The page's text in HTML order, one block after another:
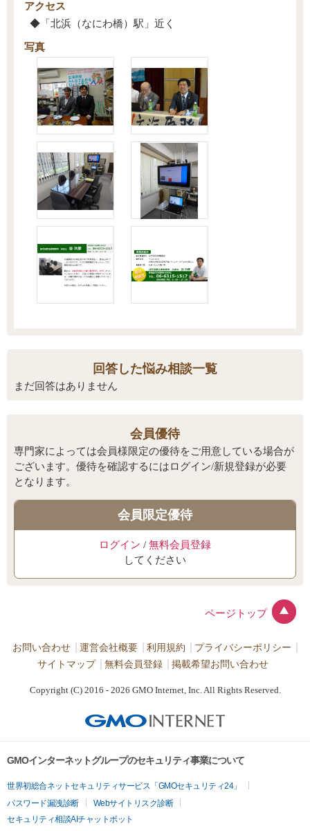
アクセス
◆「北浜（なにわ橋）駅」近く
写真
回答した悩み相談一覧
まだ回答はありません
会員優待
専門家によっては会員様限定の優待をご用意している場合が
ございます。優待を確認するにはログイン/新規登録が必要
となります。
会員限定優待
ログイン / 無料会員登録
してください
ページトップ
お問い合わせ 運営会社概要 利用規約
プライバシーポリシー
サイトマップ
無料会員登録 掲載希望お問い合わせ
Copyright (C) 2016 - 2026 GMO Internet, Inc. All Rights Reserved.
GMOインターネットグループのセキュリティ事業について
世界初総合ネットセキュリティサービス「GMOセキュリティ24」
パスワード漏洩診断
Webサイトリスク診断
セキュリティ相談AIチャットボット